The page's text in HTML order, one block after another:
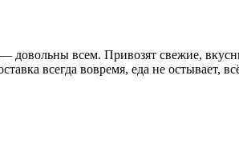
довольны всем. Привозят свежие,
всегда вовремя, еда не остывает,